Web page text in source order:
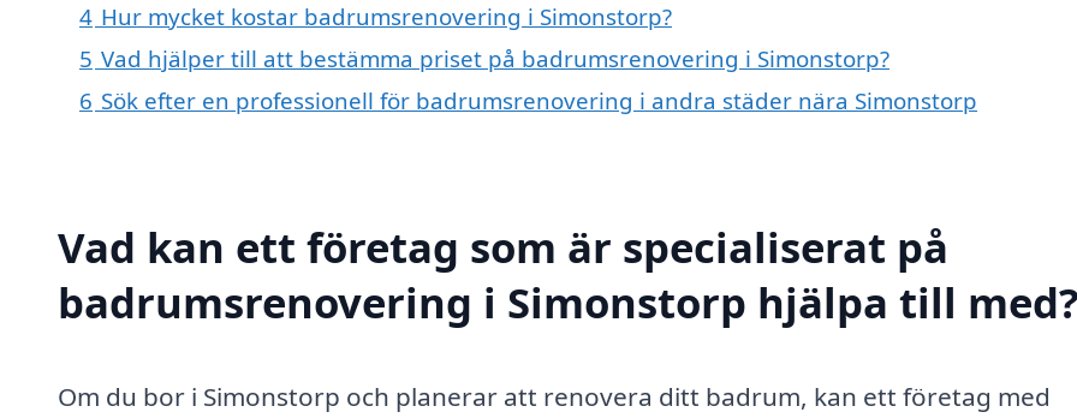
4 Hur mycket kostar badrumsrenovering i Simonstorp?
5 Vad hjälper till att bestämma priset på badrumsrenovering i Simonstorp?
6 Sök efter en professionell för badrumsrenovering i andra städer nära Simonstorp
Vad kan ett företag som är specialiserat på
badrumsrenovering i Simonstorp hjälpa till
Om du bor i Simonstorp och planerar att renovera ditt badrum, kan ett företag med